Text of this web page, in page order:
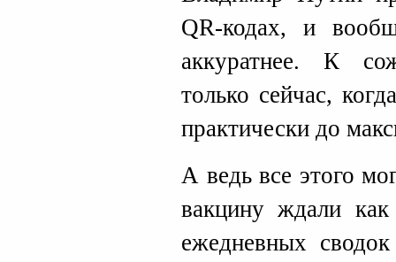
QR-кодах, и
аккуратнее. К
только сейчас,
практически до
А ведь все этого
вакцину ждали как
ежедневных